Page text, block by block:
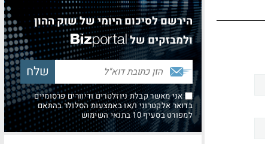
הירשם לסיכום היומי של שוק ההון
ולמבזקים של
אני מאשר קבלת ניוזלטרים ודיוורים פרסומיים
בדואר אלקטרוני ו/או באמצעות הסלולר בהתאם
למפורט בסעיף 10 בתנאי השימוש